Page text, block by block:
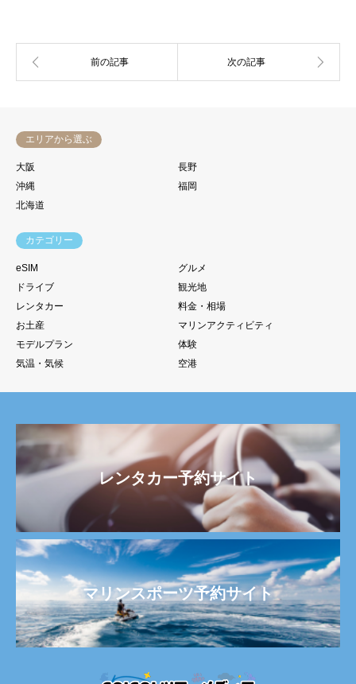
エリアから選ぶ
大阪
長野
沖縄
福岡
北海道
カテゴリー
eSIM
グルメ
ドライブ
観光地
レンタカー
料金・相場
お土産
マリンアクティビティ
モデルプラン
体験
気温・気候
空港
レンタカー予約サイト
マリンスポーツ予約サイト